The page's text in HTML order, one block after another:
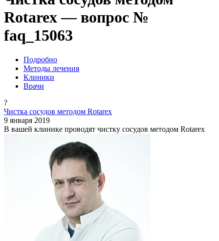
Rotarex — вопрос №
faq_15063
Подробно
Методы лечения
Клиники
Врачи
?
Чистка сосудов методом Rotarex
9 января 2019
В вашей клинике проводят чистку сосудов методом Rotarex